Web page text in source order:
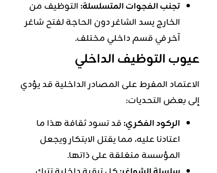
تجنب الفجوات المتسلسلة:التوظيف من
الخارج يسد الشاغر دون الحاجة لفتح شاغر
آخر في قسم داخلي مختلف.
عيوب التوظيف الداخلي
الاعتماد المفرط على المصادر الداخلية قد يؤدي
إلى بعض التحديات:
الركود الفكري:قد تسود ثقافة هذا ما
اعتادنا عليه، مما يقتل الابتكار ويجعل
المؤسسة منغلقة على ذاتها.